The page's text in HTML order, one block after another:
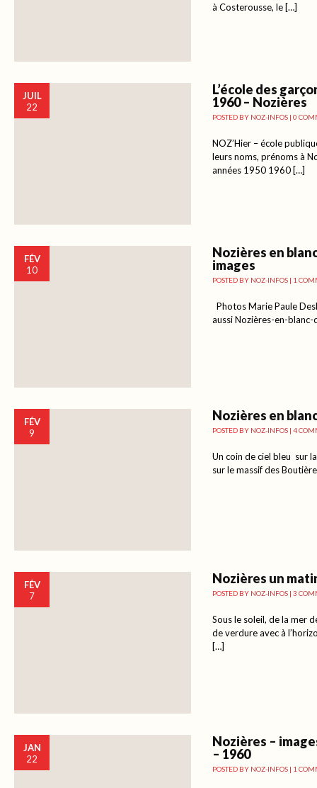
à Costerousse, le […]
JUIL
22
L’école des
1960 – Nozières
POSTED BY NOZ-INFOS | 0
NOZ’Hier – école
leurs noms, prénoms à
années 1950 1960 […]
FÉV
10
Nozières en
images
POSTED BY NOZ-INFOS | 1
Photos Marie Paule
aussi Nozières-en-
FÉV
9
Nozières en
POSTED BY NOZ-INFOS | 4
Un coin de ciel bleu sur
sur le massif des
FÉV
7
Nozières un
POSTED BY NOZ-INFOS | 3
Sous le soleil, de la mer
de verdure avec à
[…]
JAN
22
Nozières –
– 1960
POSTED BY NOZ-INFOS | 1